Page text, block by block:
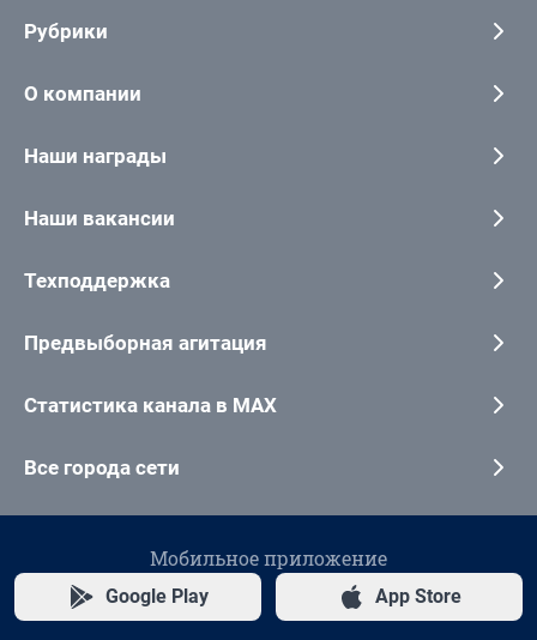
Рубрики
О компании
Наши награды
Наши вакансии
Техподдержка
Предвыборная агитация
Статистика канала в MAX
Все города сети
Мобильное приложение
Google Play App Store